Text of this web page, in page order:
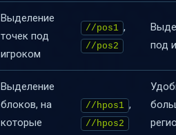
Выделение
точек под
игроком
//pos1 ,
//pos2
под
Выделение
блоков, на
которые
//hpos1 ,
//hpos2